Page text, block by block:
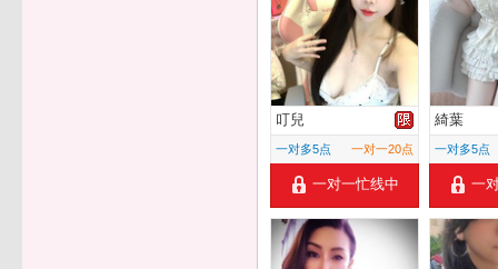
叮兒
一对多5点 一对一20点
一对一忙线中
綺葉
一对多5点
一